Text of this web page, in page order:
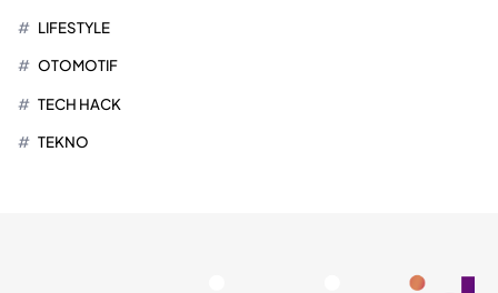
LIFESTYLE
OTOMOTIF
TECH HACK
TEKNO